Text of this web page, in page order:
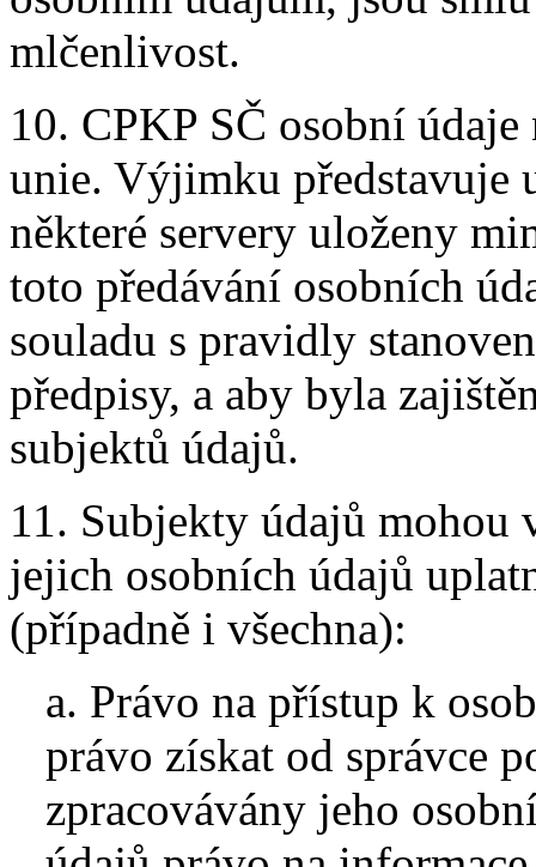
mlčenlivost.
10. CPKP SČ osobní
unie. Výjimku představuje
některé servery uloženy
toto předávání osobních
souladu s pravidly
předpisy, a aby byla
subjektů údajů.
11. Subjekty údajů mohou
jejich osobních údajů
(případně i všechna):
a. Právo na přístup k
právo získat od správce
zpracovávány jeho